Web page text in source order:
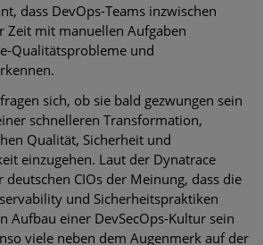
dass DevOps-Teams inzwischen
Zeit mit manuellen Aufgaben
Qualitätsprobleme und
sich, ob sie bald gezwungen sein
schnelleren Transformation,
Qualität, Sicherheit und
einzugehen. Laut der Dynatrace
deutschen CIOs der Meinung, dass die
und Sicherheitspraktiken
Aufbau einer DevSecOps-Kultur sein
viele neben dem Augenmerk auf der